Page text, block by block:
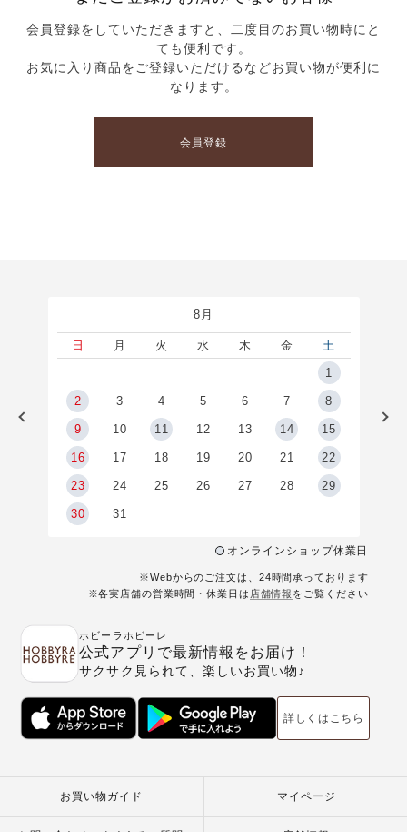
会員登録をしていただきますと、二度目のお買い物時にと
ても便利です。
お気に入り商品をご登録いただけるなどお買い物が便利に
なります。
会員登録
8月
日 月 火 水 木 金
土
1
2 3 4 5 6 7 8
9 10 11 12 13 14 15
16 17 18 19 20 21 22
23 24 25 26 27 28 29
30 31
オンラインショップ休業日
※Webからのご注文は、24時間承っております
※各実店舗の営業時間・休業日は 店舗情報 をご覧ください
ホビーラホビーレ
公式アプリで最新情報をお届け！
サクサク見られて、楽しいお買い物♪
詳しくはこちら
お買い物ガイド マイページ